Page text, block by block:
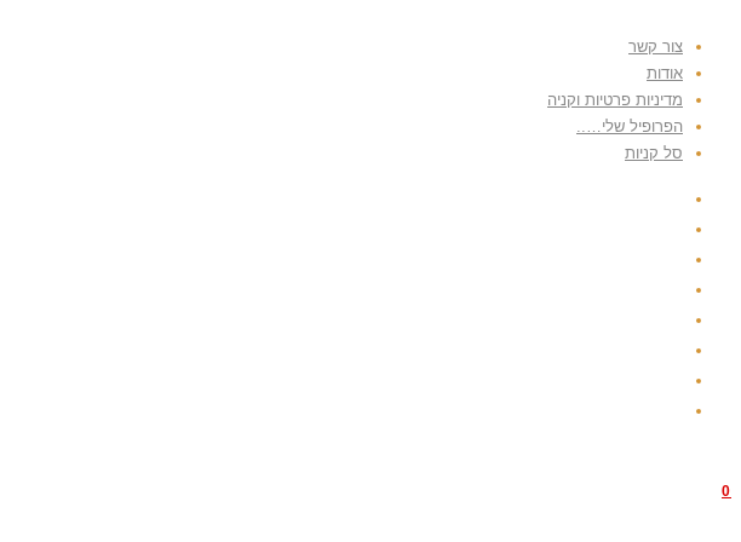
צור קשר
אודות
מדיניות פרטיות וקניה
הפרופיל שלי…..
סל קניות
0